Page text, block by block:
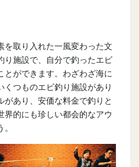
を取り入れた一風変わった文
り施設で、自分で釣ったエビ
とができます。わざわざ海に
つものエビ釣り施設があり
があり、安価な料金で釣りと
的にも珍しい都会的なアウ